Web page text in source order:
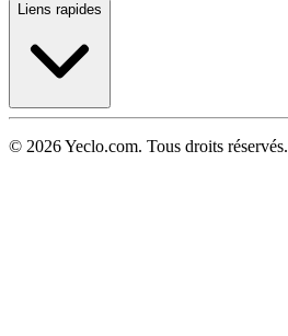
Liens rapides
© 2026 Yeclo.com. Tous droits réservés.